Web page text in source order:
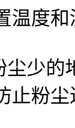
温度和
少的
止粉